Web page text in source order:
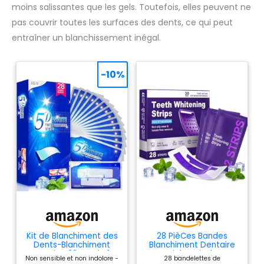
tout en offrant un
blanchiment dentaire sûr,
efficace et professionnel, bien
supérieur aux simples bande
blanchiment dentaire en
moins salissantes que les gels. Toutefois, elles peuvent ne
pas couvrir toutes les surfaces des dents, ce qui peut
entraîner un blanchissement inégal.
Kit de Blanchiment des
Dents-Blanchiment
Dentaire, 28 Bande 14
Non sensible et non indolore -
-10%
28 PièCes Bandes
Blanchiment Dentaire
Violet, Kit de
28 bandelettes de